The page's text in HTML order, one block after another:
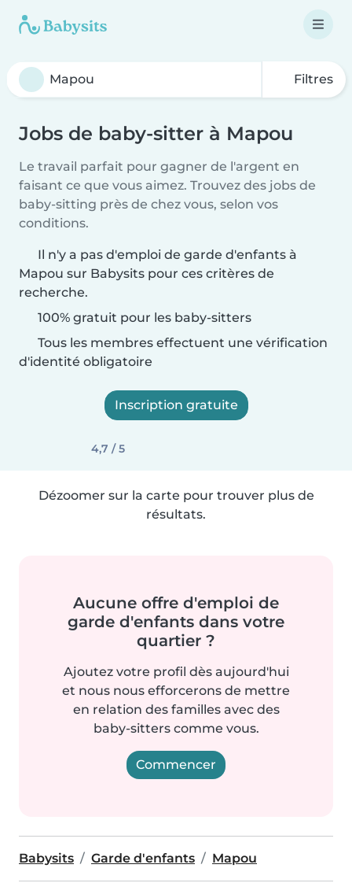
Filtres
Jobs de baby-sitter à Mapou
Le travail parfait pour gagner de l'argent en
faisant ce que vous aimez. Trouvez des jobs de
baby-sitting près de chez vous, selon vos
conditions.
Il n'y a pas d'emploi de garde d'enfants à
Mapou sur Babysits pour ces critères de
recherche.
100% gratuit pour les baby-sitters
Tous les membres effectuent une vérification
d'identité obligatoire
Inscription gratuite
4,7 / 5
Dézoomer sur la carte pour trouver plus de
résultats.
Aucune offre d'emploi de
garde d'enfants dans votre
quartier ?
Ajoutez votre profil dès aujourd'hui
et nous nous efforcerons de mettre
en relation des familles avec des
baby-sitters comme vous.
Commencer
Babysits Garde d'enfants Mapou